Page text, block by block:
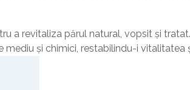
a revitaliza părul natural, vopsit și
și chimici, restabilindu-i vitalitatea